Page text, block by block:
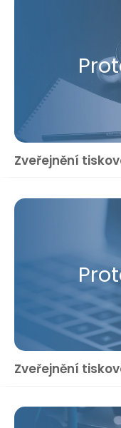
Zveřejnění
Zveřejnění